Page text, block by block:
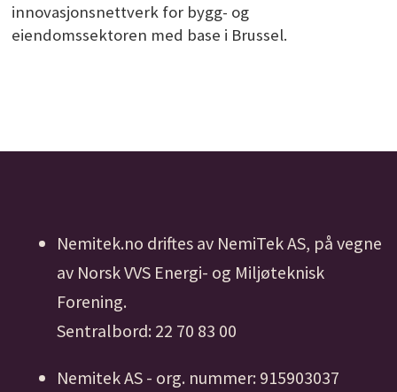
innovasjonsnettverk for bygg- og
eiendomssektoren med base i Brussel.
Nemitek.no driftes av NemiTek AS, på vegne
av Norsk VVS Energi- og Miljøteknisk
Forening.
Sentralbord: 22 70 83 00
Nemitek AS - org. nummer: 915903037